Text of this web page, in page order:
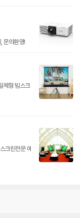
문의환영!
체형 빔스크
크린전문 에